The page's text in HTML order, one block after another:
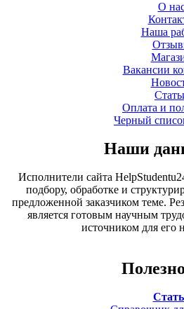
О
Наша
Вакансии
Оплата и
Черный
Наши
Исполнители сайта
подбору, обработке и
предложенной заказчиком теме.
является готовым научным
источником для его